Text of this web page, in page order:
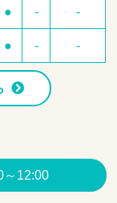
● - -
● - -
～12:00